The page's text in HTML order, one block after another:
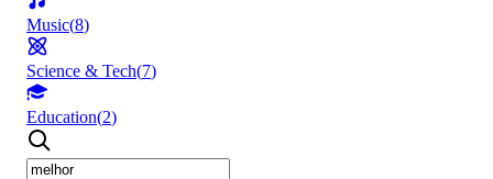
Music(8)
Science & Tech(7)
Education(2)